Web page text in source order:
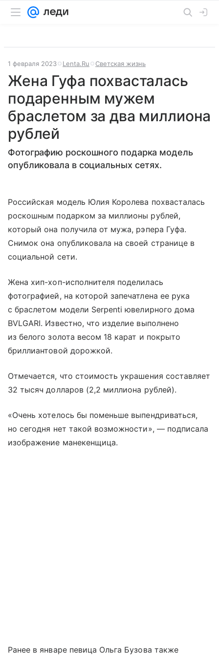
1 февраля 2023 Lenta.Ru Светская жизнь
Жена Гуфа похвасталась
подаренным мужем
браслетом за два миллиона
рублей
Фотографию роскошного подарка модель
опубликовала в социальных сетях.
Российская модель Юлия Королева похвасталась
роскошным подарком за миллионы рублей,
который она получила от мужа, рэпера Гуфа.
Снимок она опубликовала на своей странице в
социальной сети.
Жена хип-хоп-исполнителя поделилась
фотографией, на которой запечатлена ее рука
с браслетом модели Serpenti ювелирного дома
BVLGARI. Известно, что изделие выполнено
из белого золота весом 18 карат и покрыто
бриллиантовой дорожкой.
Отмечается, что стоимость украшения составляет
32 тысяч долларов (2,2 миллиона рублей).
«Очень хотелось бы поменьше выпендриваться,
но сегодня нет такой возможности», — подписала
изображение манекенщица.
Ранее в январе певица Ольга Бузова также